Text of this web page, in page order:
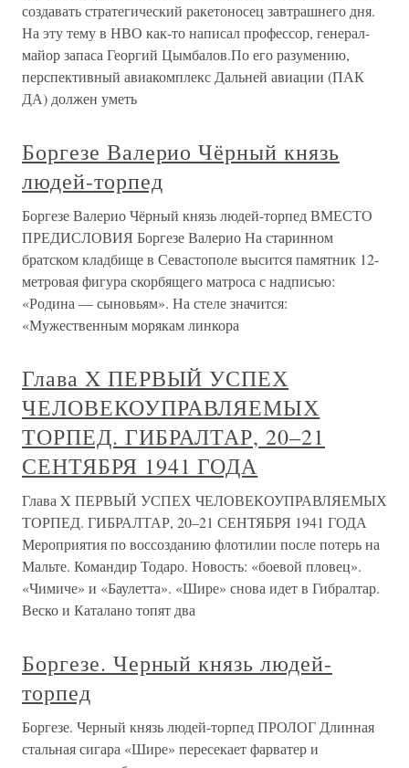
создавать стратегический ракетоносец завтрашнего дня.
На эту тему в НВО как-то написал профессор, генерал-
майор запаса Георгий Цымбалов.По его разумению,
перспективный авиакомплекс Дальней авиации (ПАК
ДА) должен уметь
Боргезе Валерио Чёрный князь
людей-торпед
Боргезе Валерио Чёрный князь людей-торпед ВМЕСТО
ПРЕДИСЛОВИЯ Боргезе Валерио На старинном
братском кладбище в Севастополе высится памятник 12-
метровая фигура скорбящего матроса с надписью:
«Родина — сыновьям». На стеле значится:
«Мужественным морякам линкора
Глава X ПЕРВЫЙ УСПЕХ
ЧЕЛОВЕКОУПРАВЛЯЕМЫХ
ТОРПЕД. ГИБРАЛТАР, 20–21
СЕНТЯБРЯ 1941 ГОДА
Глава X ПЕРВЫЙ УСПЕХ ЧЕЛОВЕКОУПРАВЛЯЕМЫХ
ТОРПЕД. ГИБРАЛТАР, 20–21 СЕНТЯБРЯ 1941 ГОДА
Мероприятия по воссозданию флотилии после потерь на
Мальте. Командир Тодаро. Новость: «боевой пловец».
«Чимиче» и «Баулетта». «Шире» снова идет в Гибралтар.
Веско и Каталано топят два
Боргезе. Черный князь людей-
торпед
Боргезе. Черный князь людей-торпед ПРОЛОГ Длинная
стальная сигара «Шире» пересекает фарватер и